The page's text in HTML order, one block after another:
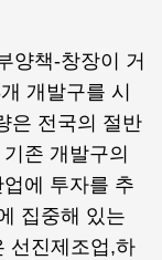
양책-창장이 거
개발구를 시
은 전국의 절반
존 개발구의
에 투자를 추
집중해 있는
선진제조업,하